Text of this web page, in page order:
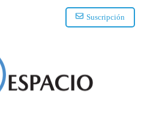
Suscripción